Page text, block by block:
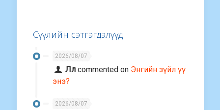
Сүүлийн сэтгэгдэлүүд
2026/08/07
Лл commented on Энгийн зүйл үү
энэ?
2026/08/07